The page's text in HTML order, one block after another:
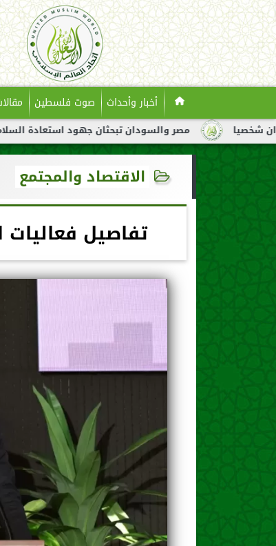
أخبار وأحداث صوت فلسطين
مصر والسودان تبحثان جهود استعادة السلام والاستقرار
الاقتصاد والمجتمع
تفاصيل فعاليات